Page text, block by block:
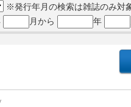
※発行年月の検索は雑誌のみ対
月から 年